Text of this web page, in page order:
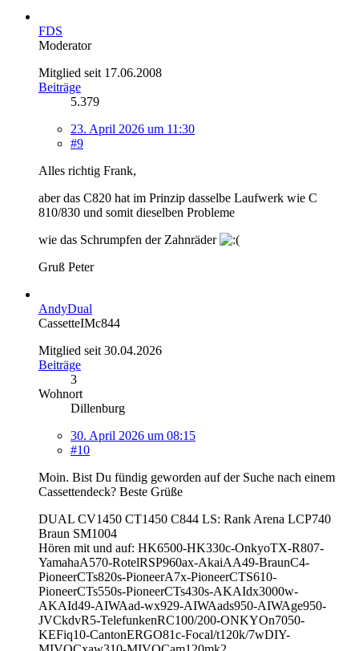
FDS
Moderator
Mitglied seit 17.06.2008
Beiträge
5.379
23. April 2026 um 11:30
#9
Alles richtig Frank,
aber das C820 hat im Prinzip dasselbe Laufwerk wie C
810/830 und somit dieselben Probleme
wie das Schrumpfen der Zahnräder
Gruß Peter
AndyDual
CassetteIMc844
Mitglied seit 30.04.2026
Beiträge
3
Wohnort
Dillenburg
30. April 2026 um 08:15
#10
Moin. Bist Du fündig geworden auf der Suche nach einem
Cassettendeck? Beste Grüße
DUAL CV1450 CT1450 C844 LS: Rank Arena LCP740
Braun SM1004
Hören mit und auf: HK6500-HK330c-OnkyoTX-R807-
YamahaA570-RotelRSP960ax-AkaiAA49-BraunC4-
PioneerCTs820s-PioneerA7x-PioneerCTS610-
PioneerCTs550s-PioneerCTs430s-AKAIdx3000w-
AKAId49-AIWAad-wx929-AIWAads950-AIWAge950-
JVCkdvR5-TelefunkenRC100/200-ONKYOn7050-
KEFiq10-CantonERGO81c-Focal/t120k/7wDIY-